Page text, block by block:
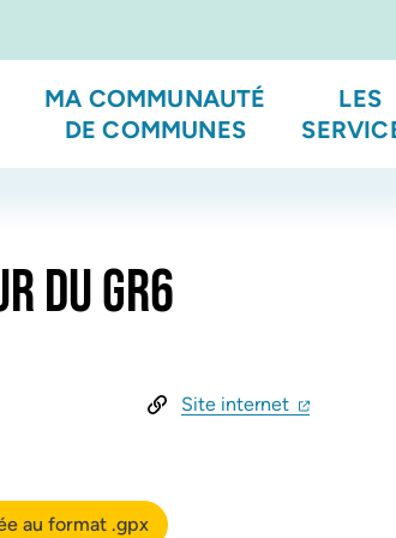
MA COMMUNAUTÉ
DE COMMUNES
LES
DU GR6
dans un nouvel onglet)
dans un nouvel onglet)Site internet (ouverture
au format .gpx